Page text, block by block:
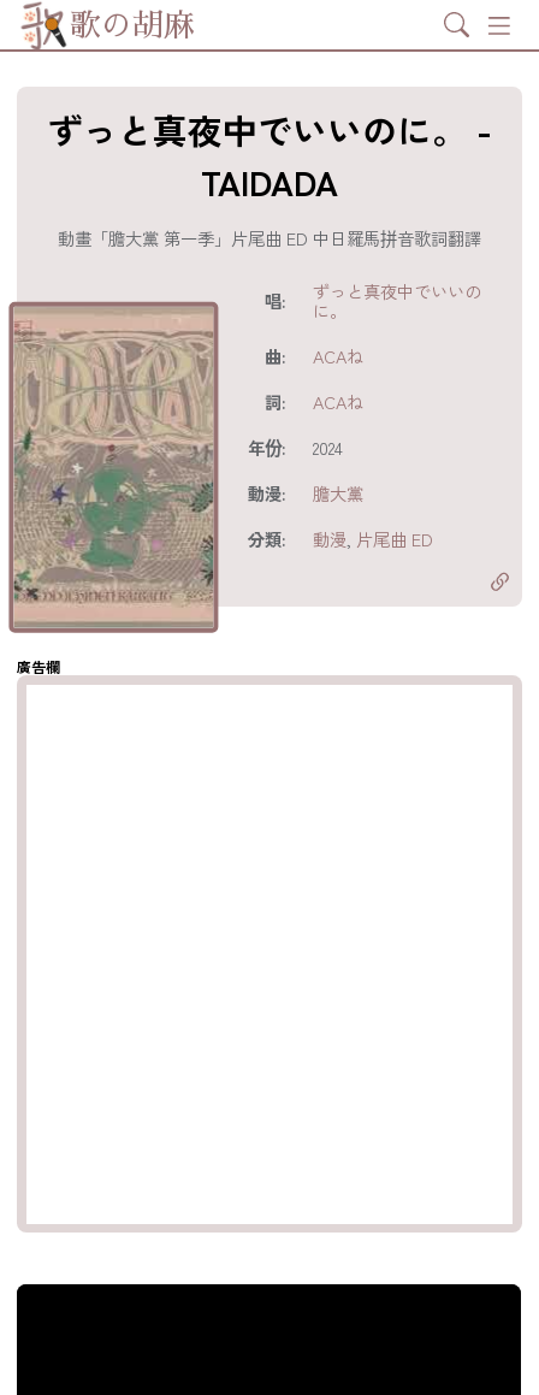
歌の胡麻 Search
ずっと真夜中でいいのに。 -
TAIDADA
動畫「膽大黨 第一季」片尾曲 ED 中日羅馬拼音歌詞翻譯
唱: ずっと真夜中でいいの
に。
曲:
ACAね
詞:
ACAね
年份:
2024
動漫:
膽大黨
分類:
動漫 片尾曲 ED
分享至
享至 X
分享至
製鏈結
廣告欄
官方Youtube影片